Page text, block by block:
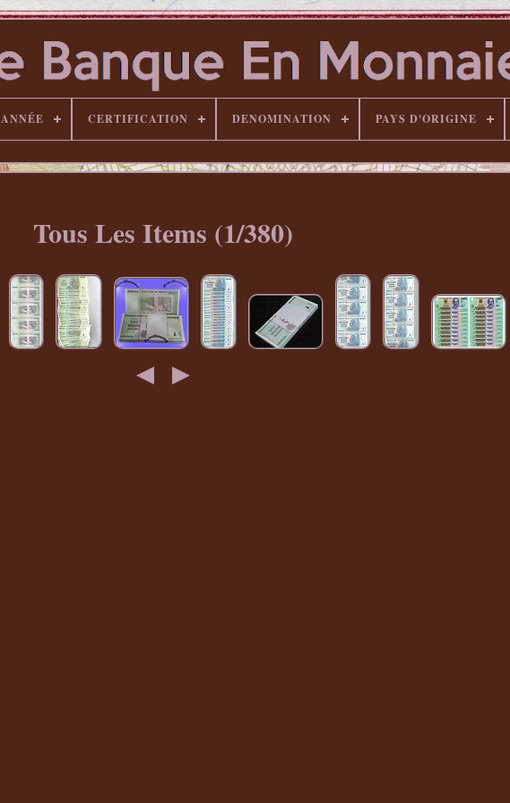
ANNÉE CERTIFICATION DENOMINATION PAYS D'ORIGINE
Tous Les Items (1/380)